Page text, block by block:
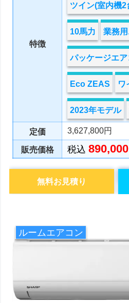
特徴
ツイン(室内機
10馬力 業務
パッケージエ
Eco ZEAS ワ
2023年モデル
定価 3,627,800円
販売価格 税込
無料お見積り
ルームエアコン